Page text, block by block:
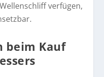
verfügen,
beim Kauf